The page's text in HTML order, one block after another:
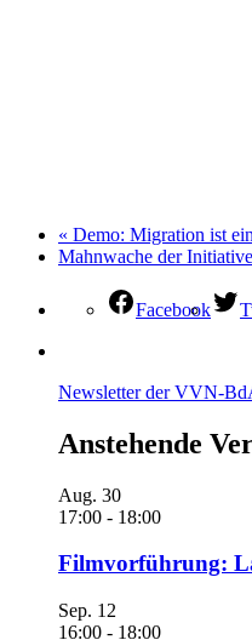
« Demo: Migration ist
Mahnwache der
Facebook
Newsletter der VVN-
Anstehende
Aug. 30
17:00 - 18:00
Filmvorführung:
Sep. 12
16:00 - 18:00